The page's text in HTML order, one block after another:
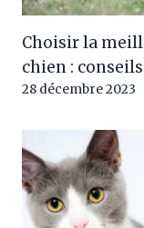
Choisir la
chien :
28 décembre 2023